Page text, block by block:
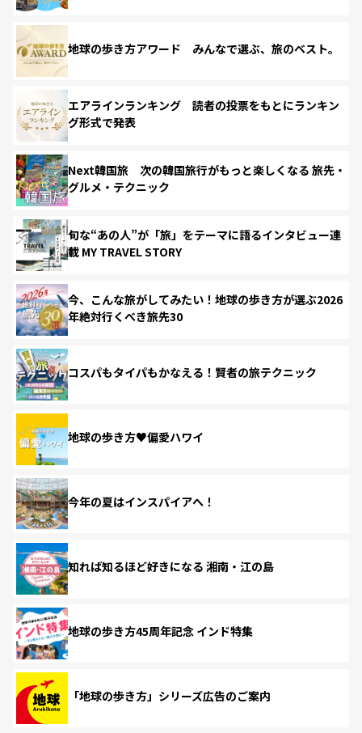
地球の歩き方アワード みんなで選ぶ、旅のベスト。
エアラインランキング 読者の投票をもとにランキン
グ形式で発表
Next韓国旅 次の韓国旅行がもっと楽しくなる 旅先・
グルメ・テクニック
旬な“あの人”が「旅」をテーマに語るインタビュー連
載 MY TRAVEL STORY
今、こんな旅がしてみたい！地球の歩き方が選ぶ2026
年絶対行くべき旅先30
コスパもタイパもかなえる！賢者の旅テクニック
地球の歩き方♥偏愛ハワイ
今年の夏はインスパイアへ！
知れば知るほど好きになる 湘南・江の島
地球の歩き方45周年記念 インド特集
「地球の歩き方」シリーズ広告のご案内